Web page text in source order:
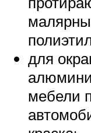
для
мебели